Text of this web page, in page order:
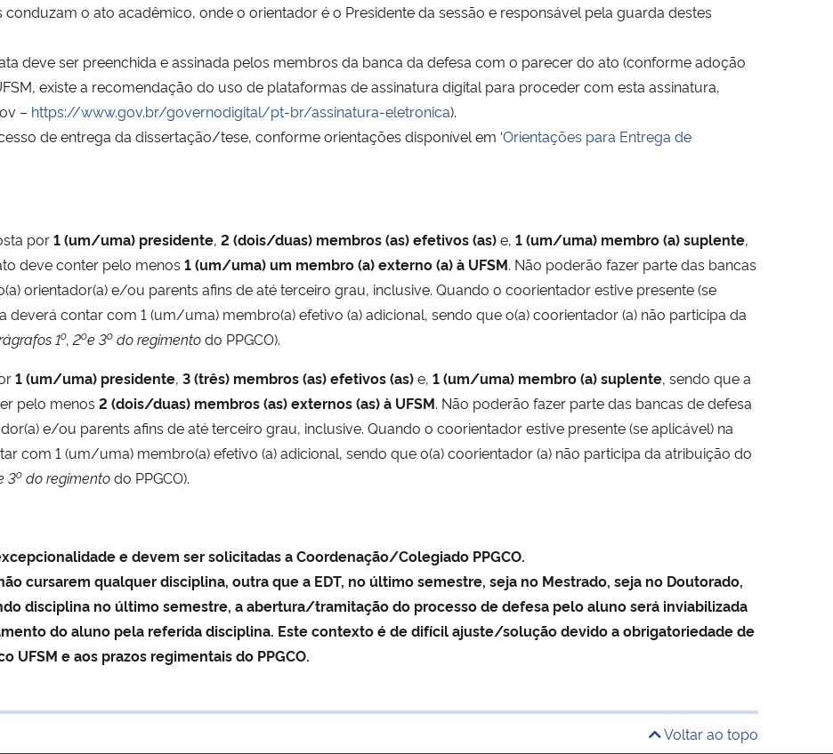
o ato acadêmico, onde o orientador é o Presidente da sessão e responsável pela guarda destes
deve ser preenchida e assinada pelos membros da banca da defesa com o parecer do ato (conforme adoção
existe a recomendação do uso de plataformas de assinatura digital para proceder com esta assinatura,
– https://www.gov.br/governodigital/pt-br/assinatura-eletronica).
de entrega da dissertação/tese, conforme orientações disponível em ‘Orientações para Entrega de
por1 (um/uma) presidente, 2 (dois/duas) membros (as) efetivos (as)e, 1 (um/uma) membro (a) suplente,
deve conter pelo menos 1 (um/uma) um membro (a) externo (a) à UFSM. Não poderão fazer parte das bancas
orientador(a) e/ou parents afins de até terceiro grau, inclusive. Quando o coorientador estive presente (se
deverá contar com 1 (um/uma) membro(a) efetivo (a) adicional, sendo que o(a) coorientador (a) não participa da
1o, 2oe 3o do regimentodo PPGCO).
1 (um/uma) presidente, 3 (três) membros (as) efetivos (as)e, 1 (um/uma) membro (a) suplente, sendo que a
pelo menos 2 (dois/duas) membros (as) externos (as) à UFSM. Não poderão fazer parte das bancas de defesa
e/ou parents afins de até terceiro grau, inclusive. Quando o coorientador estive presente (se aplicável) na
com 1 (um/uma) membro(a) efetivo (a) adicional, sendo que o(a) coorientador (a) não participa da atribuição do
3o do regimentodo PPGCO).
e devem ser solicitadas a Coordenação/Colegiado PPGCO.
cursarem qualquer disciplina, outra que a EDT, no último semestre, seja no Mestrado, seja no Doutorado,
disciplina no último semestre, a abertura/tramitação do processo de defesa pelo aluno será inviabilizada
do aluno pela referida disciplina. Este contexto é de difícil ajuste/solução devido a obrigatoriedade de
e aos prazos regimentais do PPGCO.
Voltar ao topo